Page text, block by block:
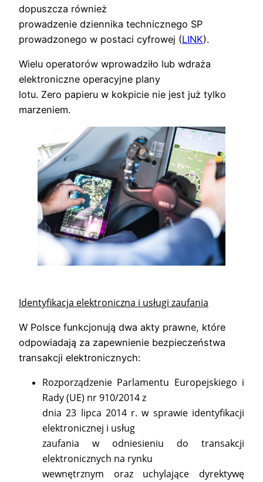
dopuszcza również
prowadzenie dziennika technicznego SP
prowadzonego w postaci cyfrowej (LINK).
Wielu operatorów wprowadziło lub wdraża
elektroniczne operacyjne plany
lotu. Zero papieru w kokpicie nie jest już tylko
marzeniem.
Identyfikacja elektroniczna i usługi zaufania
W Polsce funkcjonują dwa akty prawne, które
odpowiadają za zapewnienie bezpieczeństwa
transakcji elektronicznych:
Rozporządzenie Parlamentu Europejskiego i
Rady (UE) nr 910/2014 z
dnia 23 lipca 2014 r. w sprawie identyfikacji
elektronicznej i usług
zaufania w odniesieniu do transakcji
elektronicznych na rynku
wewnętrznym oraz uchylające dyrektywę